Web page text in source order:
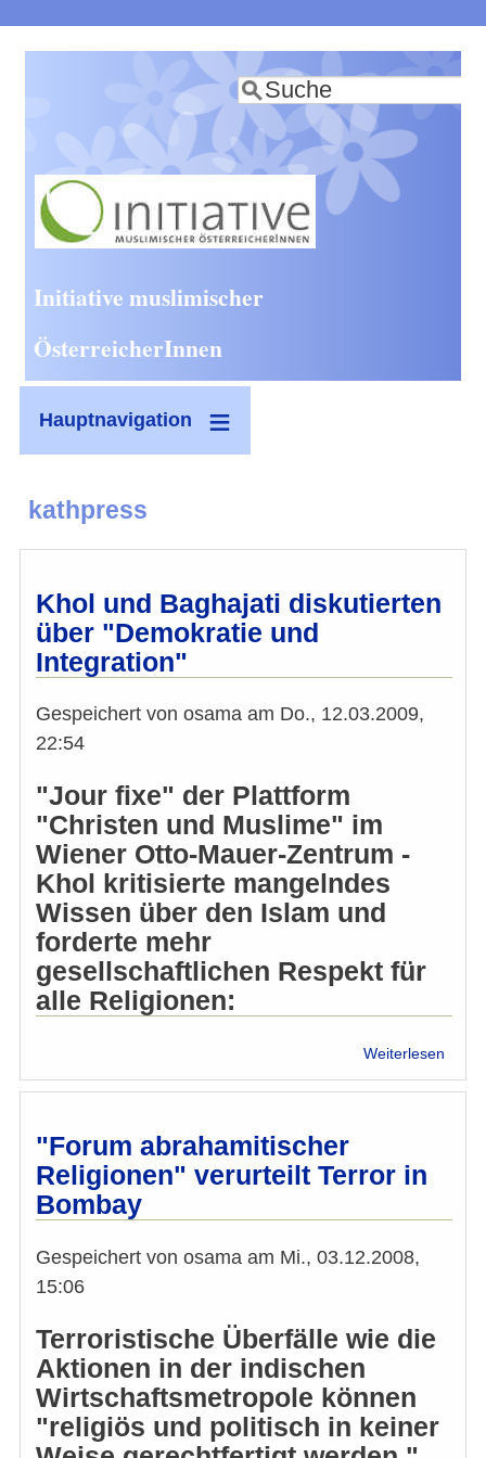
zum
Inhalt
Suche
Initiative muslimischer
ÖsterreicherInnen
Hauptnavigation
kathpress
Khol und Baghajati diskutierten
über "Demokratie und
Integration"
Gespeichert von osama am Do., 12.03.2009,
22:54
"Jour fixe" der Plattform
"Christen und Muslime" im
Wiener Otto-Mauer-Zentrum -
Khol kritisierte mangelndes
Wissen über den Islam und
forderte mehr
gesellschaftlichen Respekt für
alle Religionen:
Weiterlesen
und
"Forum abrahamitischer
Religionen" verurteilt Terror in
Bombay
Gespeichert von osama am Mi., 03.12.2008,
15:06
Terroristische Überfälle wie die
Aktionen in der indischen
Wirtschaftsmetropole können
"religiös und politisch in keiner